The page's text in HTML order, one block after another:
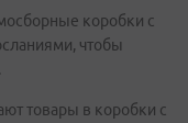
коробки с
чтобы
товары в коробки с